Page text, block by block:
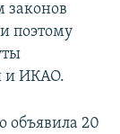
законов
поэтому
и ИКАО.
объявила 20